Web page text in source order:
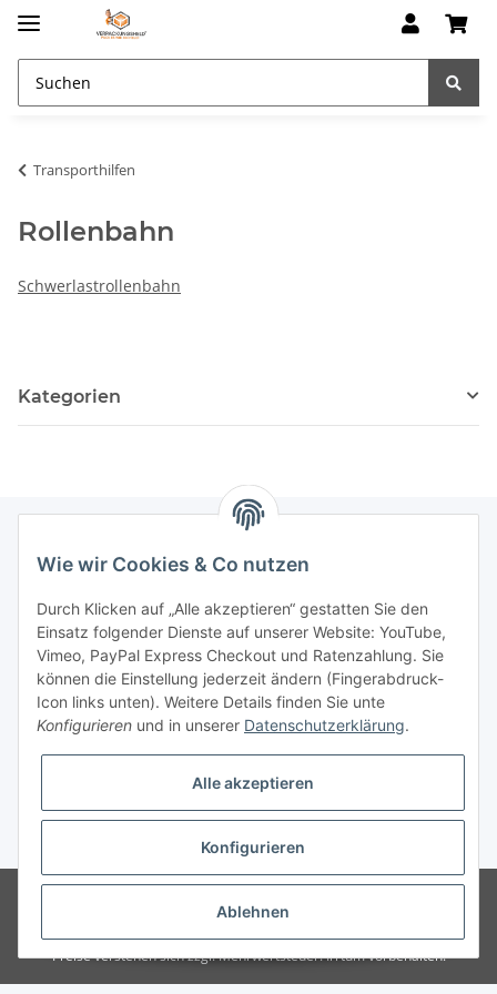
Transporthilfen
Rollenbahn
Schwerlastrollenbahn
Kategorien
Informationen
Gesetzliche Informationen
Vertrag widerrufen
* Alle Preise zzgl. gesetzlicher USt., zzgl. Versand
Kunden. Verkauf nur an Unternehmer, Gewerbetreibende, Freiberufler und
öffentliche Institutionen. Kein Verkauf an Verbraucher i.S.d. § 13 BGB alle
Preise verstehen sich zzgl. Mehrwertsteuer. Irrtum vorbehalten.
Wie wir Cookies & Co nutzen
Durch Klicken auf „Alle akzeptieren“ gestatten Sie den
Einsatz folgender Dienste auf unserer Website: YouTube,
Vimeo, PayPal Express Checkout und Ratenzahlung. Sie
können die Einstellung jederzeit ändern (Fingerabdruck-
Icon links unten). Weitere Details finden Sie unte
Konfigurieren und in unserer Datenschutzerklärung.
Alle akzeptieren
Konfigurieren
Ablehnen